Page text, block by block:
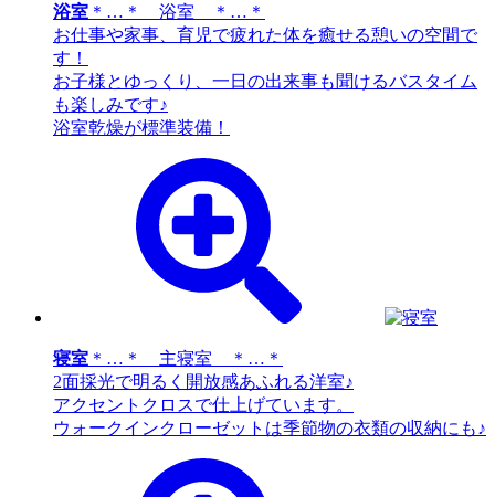
浴室 ＊…＊ 浴室 ＊…＊
お仕事や家事、育児で疲れた体を癒せる憩いの空間で
す！
お子様とゆっくり、一日の出来事も聞けるバスタイム
も楽しみです♪
浴室乾燥が標準装備！
寝室 ＊…＊ 主寝室 ＊…＊
2面採光で明るく開放感あふれる洋室♪
アクセントクロスで仕上げています。
ウォークインクローゼットは季節物の衣類の収納にも♪